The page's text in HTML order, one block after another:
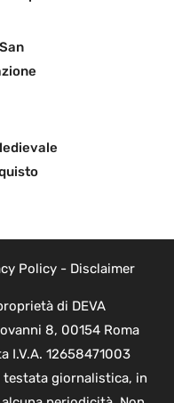
Policy- Disclaimer
di DEVA
8, 00154 Roma
I.V.A. 12658471003
giornalistica, in